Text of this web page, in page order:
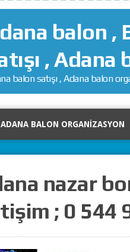
balon ,
, Adana
balon satışı , Adana balon
ADANA BALON ORGANIZASYON
nazar
; 0 544